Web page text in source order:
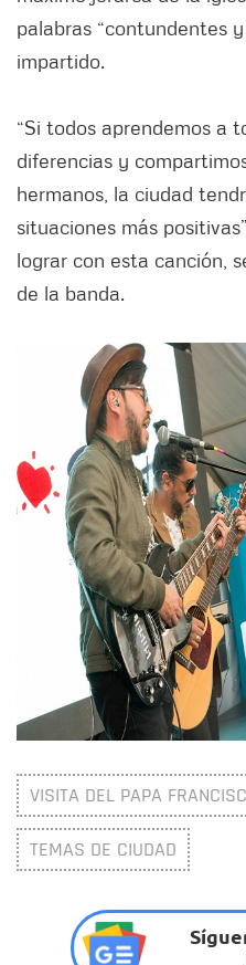
palabras “contundentes
impartido.
“Si todos aprendemos a
diferencias y
hermanos, la ciudad
situaciones más
lograr con esta canción,
de la banda.
VISITA DEL PAPA
TEMAS DE CIUDAD